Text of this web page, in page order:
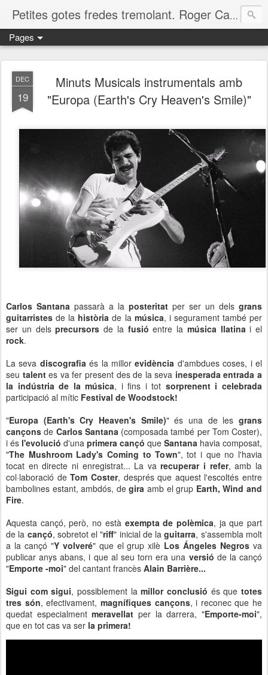
Petites gotes fredes tremolant. Roger Casero Gumbau. Girona
Pages
DEC
19
Minuts Musicals instrumentals amb
"Europa (Earth's Cry Heaven's Smile)"
Carlos Santana passarà a la posteritat per ser un dels grans
guitarristesde la història de lamúsica, i segurament també per
ser un delsprecursors de la fusió entre la música llatinai el
rock.
La seva discografiaés la millorevidència d'ambdues coses, i el
seu talentes va fer present des de la seva inesperada entrada a
la indústria de la música, i fins i tot sorprenent i celebrada
participació al mític Festival de Woodstock!
"Europa (Earth's Cry Heaven's Smile)" és una de les grans
cançons de Carlos Santana(composada també per Tom Coster),
i és l'evolució d'una primera cançó que Santana havia composat,
"The Mushroom Lady's Coming to Town", tot i que no l'havia
tocat en directe ni enregistrat... La varecuperar i refer, amb la
col·laboració deTom Coster, després que aquest l'escoltés entre
bambolines estant, ambdós, degira amb el grup Earth, Wind and
Fire.
Aquesta cançó, però, no està exempta de polèmica, ja que part
de la cançó, sobretot el "riff" inicial de laguitarra, s'assembla molt
a la cançó "Y volveré" que el grup xilè Los Ángeles Negros va
publicar anys abans, i que al seu torn era una versió de la cançó
"Emporte -moi" del cantant francès Alain Barrière...
Sigui com sigui, possiblement lamillor conclusió és que totes
tres són, efectivament, magnífiques cançons, i reconec que he
quedat especialmentmeravellat per la darrera, "Emporte-moi",
que en tot cas va ser la primera!